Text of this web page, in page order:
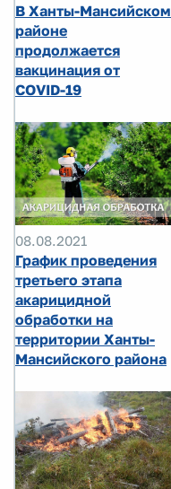
В Ханты-Мансийском
районе
продолжается
вакцинация от
COVID-19
08.08.2021
График проведения
третьего этапа
акарицидной
обработки на
территории Ханты-
Мансийского района